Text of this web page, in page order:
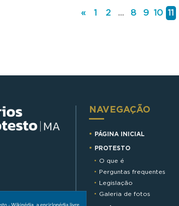
« 1 2 ... 8 9 10 11
NAVEGAÇÃO
PÁGINA INICIAL
PROTESTO
O que é
Perguntas frequentes
Legislação
Galeria de fotos